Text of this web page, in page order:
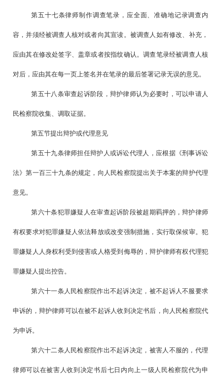
第五十七条律师制作调查笔录，应全面、准确地记录调查内
容，并须经被调查人核对或者向其宣读。被调查人如有修改、补充，
应由其在修改处签字、盖章或者按指纹确认。调查笔录经被调查人核
对后，应由其在每一页上签名并在笔录的最后签署记录无误的意见。
第五十八条审查起诉阶段，辩护律师认为必要时，可以申请人
民检察院收集、调取证据。
第五节提出辩护或代理意见
第五十九条律师担任辩护人或诉讼代理人，应根据《刑事诉讼
法》第一百三十九条的规定，向人民检察院提出关于本案的辩护代理
意见。
第六十条犯罪嫌疑人在审查起诉阶段被超期羁押的，辩护律师
有权要求对犯罪嫌疑人依法释放或改变强制措施，实行取保候审。犯
罪嫌疑人人身权利受到侵害或人格受到侮辱的，辩护律师有权代理犯
罪嫌疑人提出控告。
第六十一条人民检察院作出不起诉决定，被不起诉人不服要求
申诉的，辩护律师可以在被不起诉人收到决定书后，向人民检察院代
为申诉。
第六十二条人民检察院作出不起诉决定，被害人不服的，代理
律师可以在被害人收到决定书后七日内向上一级人民检察院代为申